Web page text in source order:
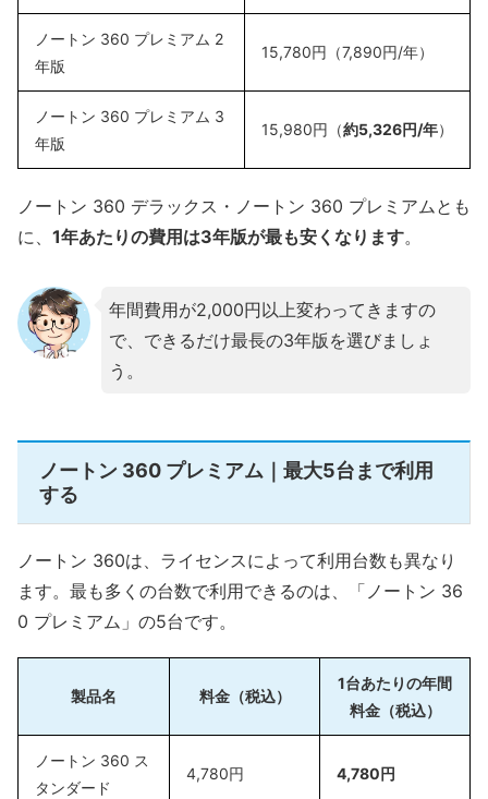
ノートン 360 プレミアム 2
年版
15,780円（7,890円/年）
ノートン 360 プレミアム 3
年版
15,980円（約5,326円/年）
ノートン 360 デラックス・ノートン 360 プレミアムとも
に、 1年あたりの費用は3年版が最も安くなります。
年間費用が2,000円以上変わってきますの
で、できるだけ最長の3年版を選びましょ
う。
ノートン 360 プレミアム｜最大5台まで利用
する
ノートン 360は、ライセンスによって利用台数も異なり
ます。最も多くの台数で利用できるのは、「ノートン 36
0 プレミアム」の5台です。
製品名 料金（税込）
1台あたりの年間
料金（税込）
ノートン 360 ス
タンダード
4,780円 4,780円